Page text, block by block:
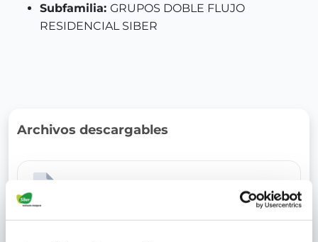
Subfamilia: GRUPOS DOBLE FLUJO
RESIDENCIAL SIBER
Archivos descargables